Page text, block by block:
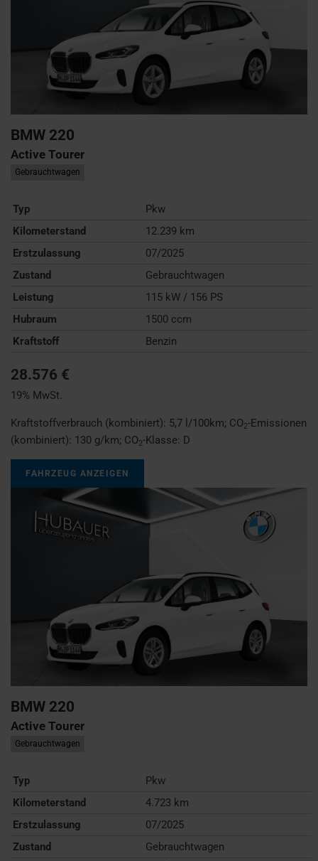
BMW 220
Active Tourer
Gebrauchtwagen
Typ
Pkw
Kilometerstand
12.239 km
Erstzulassung
07/2025
Zustand
Gebrauchtwagen
Leistung
115 kW / 156 PS
Hubraum
1500 ccm
Kraftstoff
Benzin
28.576 €
19% MwSt.
Kraftstoffverbrauch (kombiniert): 5,7 l/100km; CO2-Emissionen
(kombiniert): 130 g/km; CO2-Klasse: D
FAHRZEUG ANZEIGEN
BMW 220
Active Tourer
Gebrauchtwagen
Typ
Pkw
Kilometerstand
4.723 km
Erstzulassung
07/2025
Zustand
Gebrauchtwagen